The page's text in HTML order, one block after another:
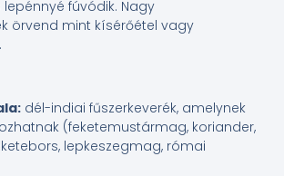
fúvódik. Nagy
örvend mint kísérőétel vagy
dél-indiai fűszerkeverék, amelynek
(feketemustármag, koriander,
lepkeszegmag, római